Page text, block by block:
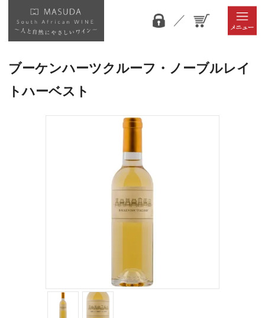
ブーケンハーツクルーフ・ノーブルレイ
トハーベスト